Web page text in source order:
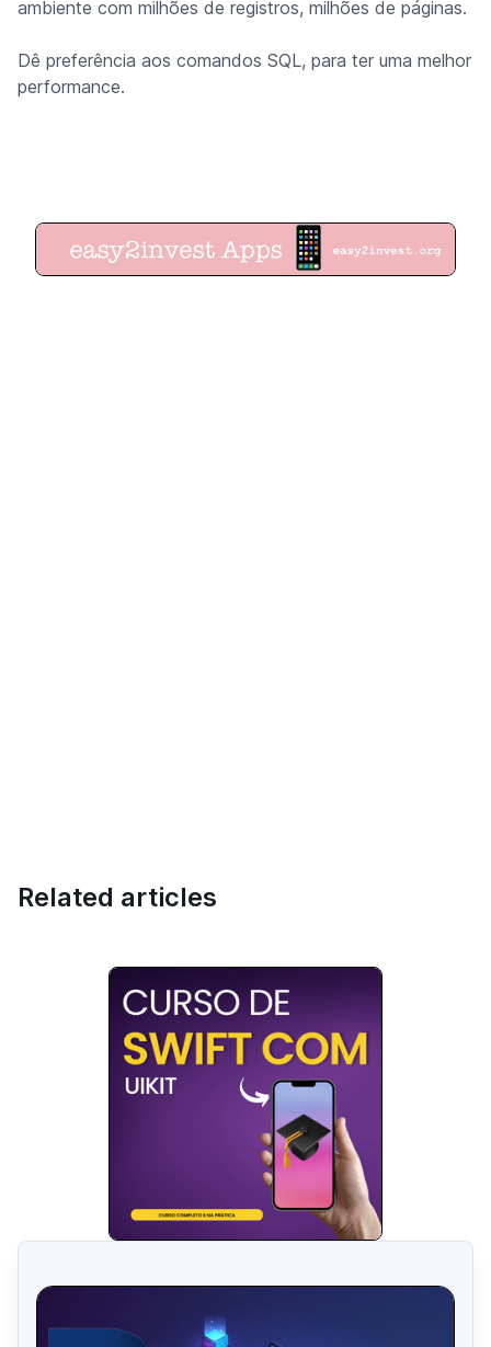
ambiente com milhões de registros, milhões de páginas.
Dê preferência aos comandos SQL, para ter uma melhor
performance.
Related articles